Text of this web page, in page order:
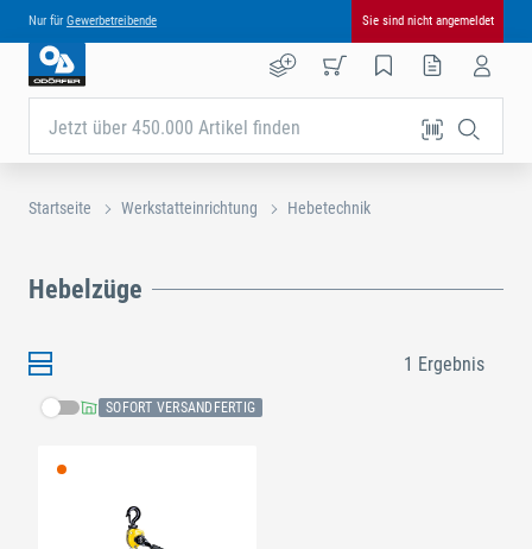
Nur für Gewerbetreibende Sie sind nicht angemeldet
Jetzt über 450.000 Artikel finden
Startseite Werkstatteinrichtung Hebetechnik
Hebelzüge
1 Ergebnis
SOFORT VERSANDFERTIG